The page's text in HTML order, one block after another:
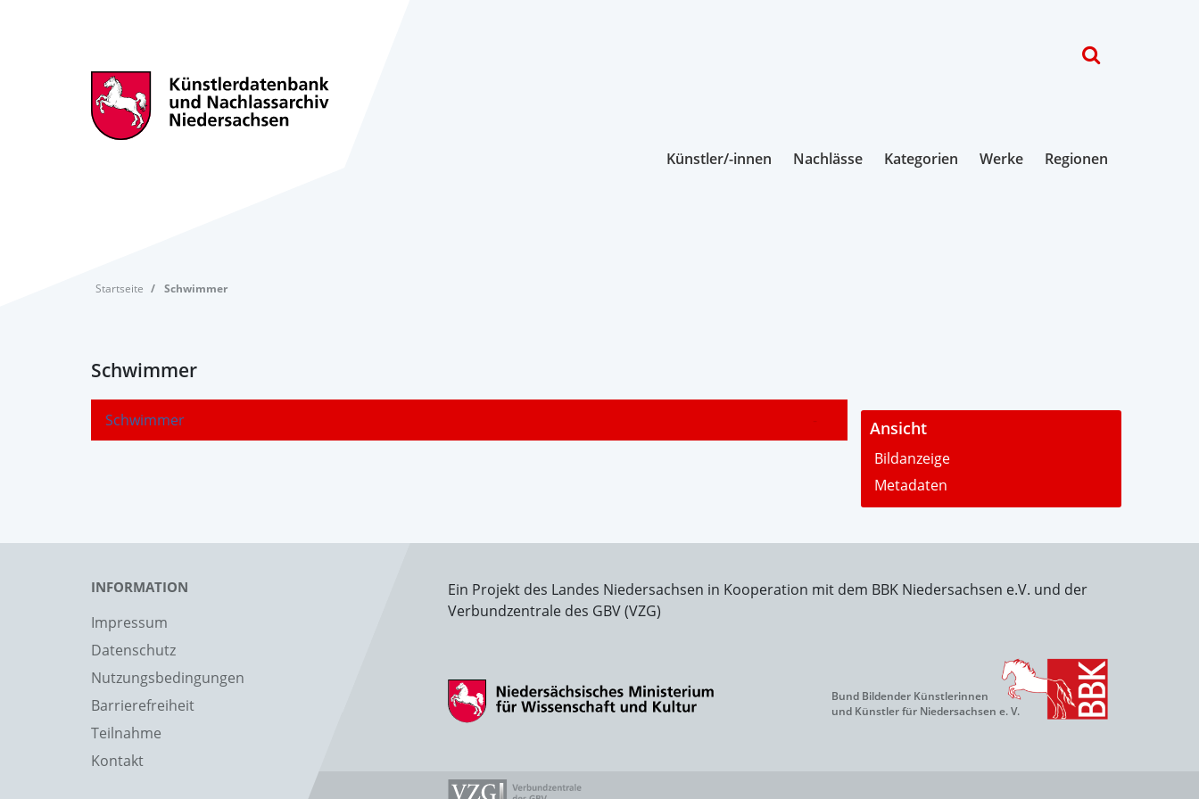
Künstler/-innen Nachlässe Kategorien Werke Regionen
Startseite Schwimmer
Schwimmer
Schwimmer - Ansicht
Bildanzeige
Metadaten
INFORMATION
Impressum
Datenschutz
Nutzungsbedingungen
Barrierefreiheit
Teilnahme
Kontakt
Ein Projekt des Landes Niedersachsen in Kooperation mit dem BBK Niedersachsen e.V. und der
Verbundzentrale des GBV (VZG)
Bund Bildender Künstlerinnen
und Künstler für Niedersachsen e. V.